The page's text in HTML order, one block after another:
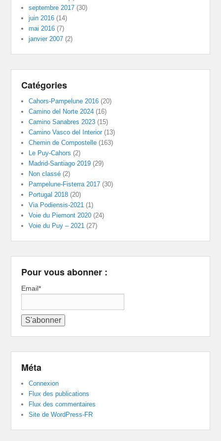
septembre 2017 (30)
juin 2016 (14)
mai 2016 (7)
janvier 2007 (2)
Catégories
Cahors-Pampelune 2016 (20)
Camino del Norte 2024 (16)
Camino Sanabres 2023 (15)
Camino Vasco del Interior(13)
Chemin de Compostelle (163)
Le Puy-Cahors (2)
Madrid-Santiago 2019 (29)
Non classé (2)
Pampelune-Fisterra 2017 (30)
Portugal 2018 (20)
Via Podiensis-2021 (1)
Voie du Piemont 2020 (24)
Voie du Puy – 2021 (27)
Pour vous abonner :
Email*
Méta
Connexion
Flux des publications
Flux des commentaires
Site de WordPress-FR